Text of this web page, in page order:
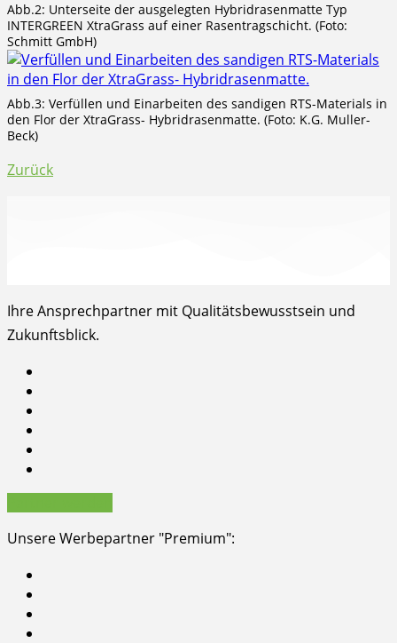
Abb.2: Unterseite der ausgelegten Hybridrasenmatte Typ
INTERGREEN XtraGrass auf einer Rasentragschicht. (Foto:
Schmitt GmbH)
Abb.3: Verfüllen und Einarbeiten des sandigen RTS-Materials in
den Flor der XtraGrass- Hybridrasenmatte. (Foto: K.G. Muller-
Beck)
Zurück
Ihre Ansprechpartner mit Qualitätsbewusstsein und
Zukunftsblick.
Unsere Werbepartner "Premium":